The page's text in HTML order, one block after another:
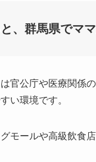
、群馬県でママ
官公庁や医療関係
い環境です。
モールや高級飲食